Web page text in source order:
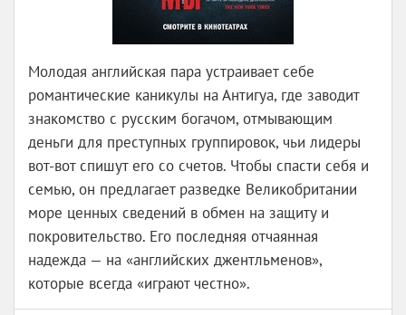
Молодая английская пара устраивает себе
романтические каникулы на Антигуа, где заводит
знакомство с русским богачом, отмывающим
деньги для преступных группировок, чьи лидеры
вот-вот спишут его со счетов. Чтобы спасти себя и
семью, он предлагает разведке Великобритании
море ценных сведений в обмен на защиту и
покровительство. Его последняя отчаянная
надежда — на «английских джентльменов»,
которые всегда «играют честно».